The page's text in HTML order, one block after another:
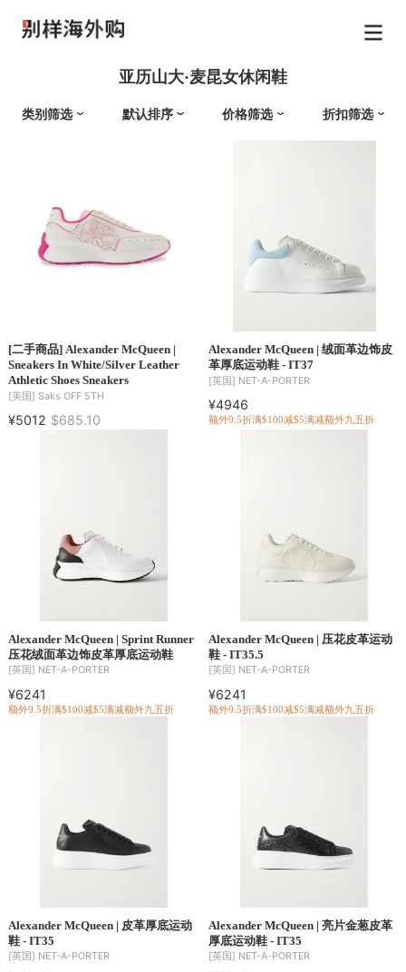
亚历山大·麦昆女休闲鞋
类别筛选 默认排序 价格筛选 折扣筛选
[二手商品] Alexander McQueen |
Sneakers In White/Silver Leather
Athletic Shoes Sneakers
[美国] Saks OFF 5TH
¥5012 $685.10
Alexander McQueen | 绒面革边饰皮
革厚底运动鞋 - IT37
[英国] NET-A-PORTER
¥4946
额外9.5折满$100减$5满减额外九五折
Alexander McQueen | Sprint Runner
压花绒面革边饰皮革厚底运动鞋
[英国] NET-A-PORTER
¥6241
额外9.5折满$100减$5满减额外九五折
Alexander McQueen | 压花皮革运动
鞋 - IT35.5
[英国] NET-A-PORTER
¥6241
额外9.5折满$100减$5满减额外九五折
Alexander McQueen | 皮革厚底运动
鞋 - IT35
[英国] NET-A-PORTER
Alexander McQueen | 亮片金葱皮革
厚底运动鞋 - IT35
[英国] NET-A-PORTER